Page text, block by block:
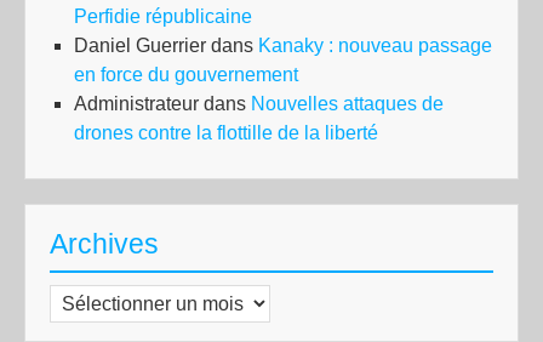
Perfidie républicaine
Daniel Guerrier dans Kanaky : nouveau passage
en force du gouvernement
Administrateur dans Nouvelles attaques de
drones contre la flottille de la liberté
Archives
Archives